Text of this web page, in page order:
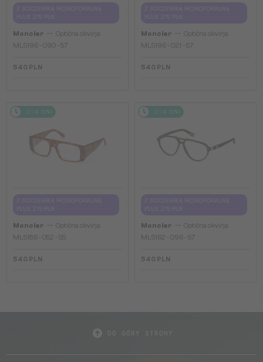
Moncler
Optična okvirja
ML5196 - 090 - 57
540 PLN
Moncler
Optična okvirja
ML5196 - 021 - 57
540 PLN
2-4 DNI
Moncler
Optična okvirja
ML5186 - 052 - 55
540 PLN
2-4 DNI
Moncler
Optična okvirja
ML5162 - 096 - 57
540 PLN